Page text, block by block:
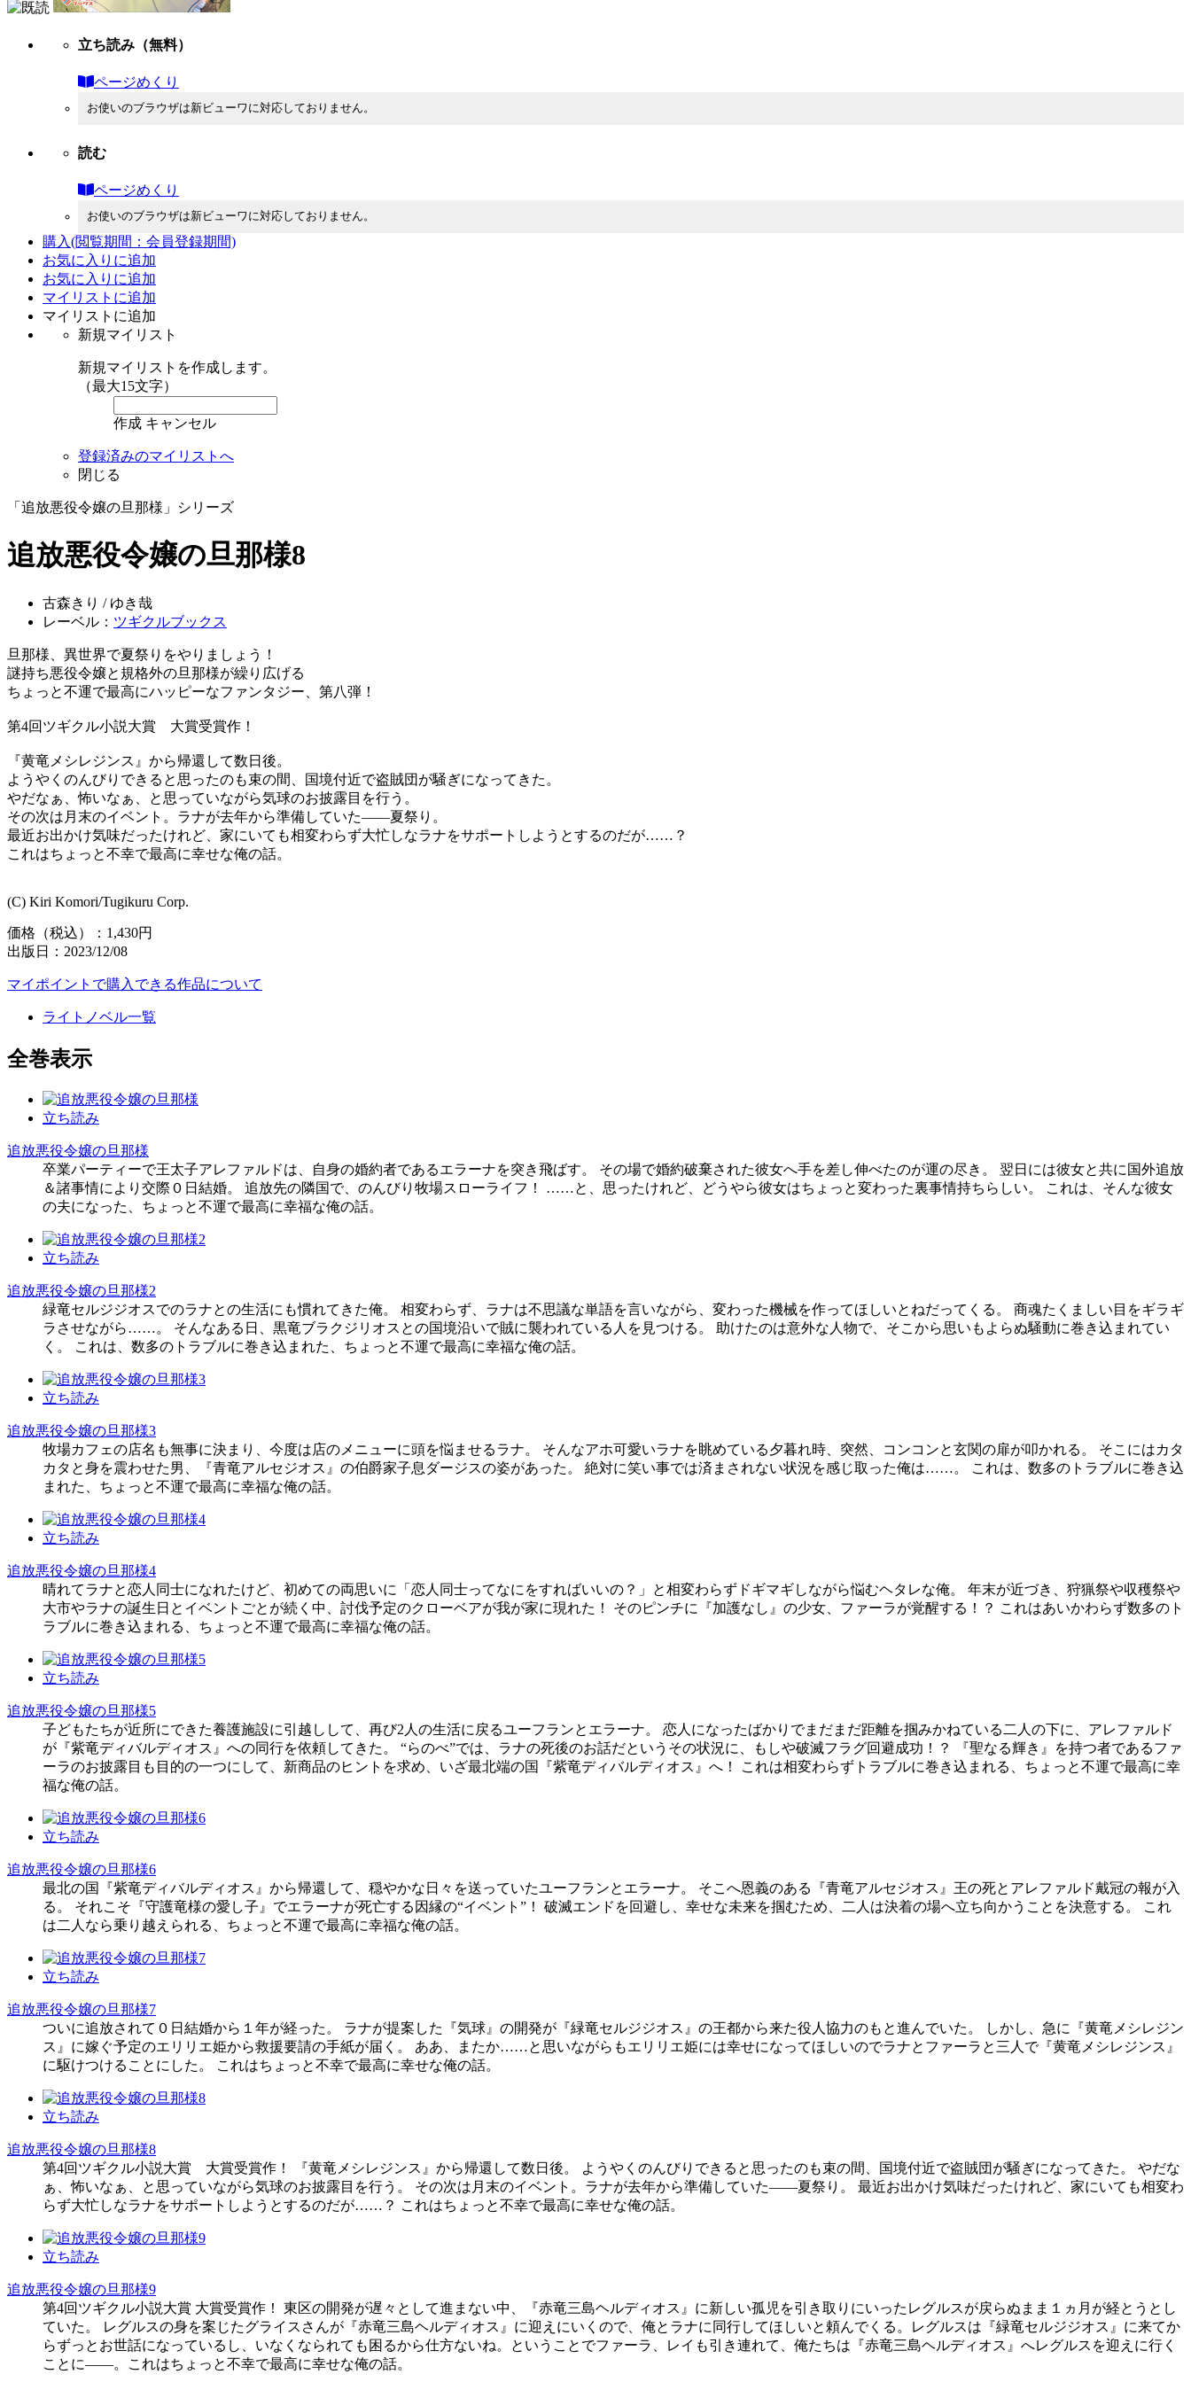
立ち読み （無料）
ページめくり
お使いのブラウザは新ビューワに対応しておりません。
読む
ページめくり
お使いのブラウザは新ビューワに対応しておりません。
購入(閲覧期間：会員登録期間)
お気に入りに追加
お気に入りに追加
マイリストに追加
マイリストに追加
新規マイリスト
新規マイリストを作成します。
（最大15文字）
作成 キャンセル
登録済みのマイリストへ
閉じる
「追放悪役令嬢の旦那様」シリーズ
追放悪役令嬢の旦那様8
古森きり / ゆき哉
レーベル： ツギクルブックス
旦那様、異世界で夏祭りをやりましょう！
謎持ち悪役令嬢と規格外の旦那様が繰り広げる
ちょっと不運で最高にハッピーなファンタジー、第八弾！
第4回ツギクル小説大賞 大賞受賞作！
『黄竜メシレジンス』から帰還して数日後。
ようやくのんびりできると思ったのも束の間、国境付近で盗賊団が騒ぎになってきた。
やだなぁ、怖いなぁ、と思っていながら気球のお披露目を行う。
その次は月末のイベント。ラナが去年から準備していた――夏祭り。
最近お出かけ気味だったけれど、家にいても相変わらず大忙しなラナをサポートしようとするのだが……？
これはちょっと不幸で最高に幸せな俺の話。
(C) Kiri Komori/Tugikuru Corp.
価格（税込）：1,430円
出版日：2023/12/08
マイポイントで購入できる作品について
ライトノベル一覧
全巻表示
立ち読み
追放悪役令嬢の旦那様
卒業パーティーで王太子アレファルドは、自身の婚約者であるエラーナを突き飛ばす。 その場で婚約破棄された彼女へ手を差し伸べたのが運の尽き。 翌日には彼女と共に国外追放
＆諸事情により交際０日結婚。 追放先の隣国で、のんびり牧場スローライフ！ ……と、思ったけれど、どうやら彼女はちょっと変わった裏事情持ちらしい。 これは、そんな彼女
の夫になった、ちょっと不運で最高に幸福な俺の話。
立ち読み
追放悪役令嬢の旦那様2
緑竜セルジジオスでのラナとの生活にも慣れてきた俺。 相変わらず、ラナは不思議な単語を言いながら、変わった機械を作ってほしいとねだってくる。 商魂たくましい目をギラギ
ラさせながら……。 そんなある日、黒竜ブラクジリオスとの国境沿いで賊に襲われている人を見つける。 助けたのは意外な人物で、そこから思いもよらぬ騒動に巻き込まれてい
く。 これは、数多のトラブルに巻き込まれた、ちょっと不運で最高に幸福な俺の話。
立ち読み
追放悪役令嬢の旦那様3
牧場カフェの店名も無事に決まり、今度は店のメニューに頭を悩ませるラナ。 そんなアホ可愛いラナを眺めている夕暮れ時、突然、コンコンと玄関の扉が叩かれる。 そこにはカタ
カタと身を震わせた男、『青竜アルセジオス』の伯爵家子息ダージスの姿があった。 絶対に笑い事では済まされない状況を感じ取った俺は……。 これは、数多のトラブルに巻き込
まれた、ちょっと不運で最高に幸福な俺の話。
立ち読み
追放悪役令嬢の旦那様4
晴れてラナと恋人同士になれたけど、初めての両思いに「恋人同士ってなにをすればいいの？」と相変わらずドギマギしながら悩むヘタレな俺。 年末が近づき、狩猟祭や収穫祭や
大市やラナの誕生日とイベントごとが続く中、討伐予定のクローベアが我が家に現れた！ そのピンチに『加護なし』の少女、ファーラが覚醒する！？ これはあいかわらず数多のト
ラブルに巻き込まれる、ちょっと不運で最高に幸福な俺の話。
立ち読み
追放悪役令嬢の旦那様5
子どもたちが近所にできた養護施設に引越しして、再び2人の生活に戻るユーフランとエラーナ。 恋人になったばかりでまだまだ距離を掴みかねている二人の下に、アレファルド
が『紫竜ディバルディオス』への同行を依頼してきた。 “らのべ”では、ラナの死後のお話だというその状況に、もしや破滅フラグ回避成功！？ 『聖なる輝き』を持つ者であるファ
ーラのお披露目も目的の一つにして、新商品のヒントを求め、いざ最北端の国『紫竜ディバルディオス』へ！ これは相変わらずトラブルに巻き込まれる、ちょっと不運で最高に幸
福な俺の話。
立ち読み
追放悪役令嬢の旦那様6
最北の国『紫竜ディバルディオス』から帰還して、穏やかな日々を送っていたユーフランとエラーナ。 そこへ恩義のある『青竜アルセジオス』王の死とアレファルド戴冠の報が入
る。 それこそ『守護竜様の愛し子』でエラーナが死亡する因縁の“イベント”！ 破滅エンドを回避し、幸せな未来を掴むため、二人は決着の場へ立ち向かうことを決意する。 これ
は二人なら乗り越えられる、ちょっと不運で最高に幸福な俺の話。
立ち読み
追放悪役令嬢の旦那様7
ついに追放されて０日結婚から１年が経った。 ラナが提案した『気球』の開発が『緑竜セルジジオス』の王都から来た役人協力のもと進んでいた。 しかし、急に『黄竜メシレジン
ス』に嫁ぐ予定のエリリエ姫から救援要請の手紙が届く。 ああ、またか……と思いながらもエリリエ姫には幸せになってほしいのでラナとファーラと三人で『黄竜メシレジンス』
に駆けつけることにした。 これはちょっと不幸で最高に幸せな俺の話。
立ち読み
追放悪役令嬢の旦那様8
第4回ツギクル小説大賞 大賞受賞作！ 『黄竜メシレジンス』から帰還して数日後。 ようやくのんびりできると思ったのも束の間、国境付近で盗賊団が騒ぎになってきた。 やだな
ぁ、怖いなぁ、と思っていながら気球のお披露目を行う。 その次は月末のイベント。ラナが去年から準備していた――夏祭り。 最近お出かけ気味だったけれど、家にいても相変わ
らず大忙しなラナをサポートしようとするのだが……？ これはちょっと不幸で最高に幸せな俺の話。
立ち読み
追放悪役令嬢の旦那様9
第4回ツギクル小説大賞 大賞受賞作！ 東区の開発が遅々として進まない中、『赤竜三島ヘルディオス』に新しい孤児を引き取りにいったレグルスが戻らぬまま１ヵ月が経とうとし
ていた。 レグルスの身を案じたグライスさんが『赤竜三島ヘルディオス』に迎えにいくので、俺とラナに同行してほしいと頼んでくる。レグルスは『緑竜セルジジオス』に来てか
らずっとお世話になっているし、いなくなられても困るから仕方ないね。ということでファーラ、レイも引き連れて、俺たちは『赤竜三島ヘルディオス』へレグルスを迎えに行く
ことに――。これはちょっと不幸で最高に幸せな俺の話。